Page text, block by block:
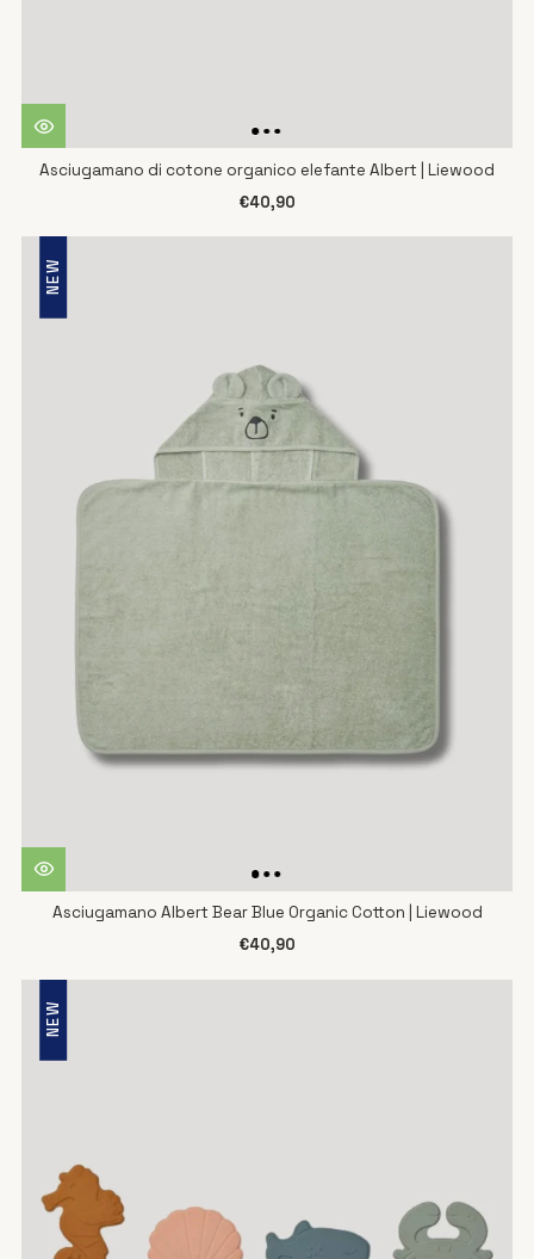
Asciugamano di cotone organico elefante Albert | Liewood
€40,90
NEW
Asciugamano Albert Bear Blue Organic Cotton | Liewood
€40,90
NEW